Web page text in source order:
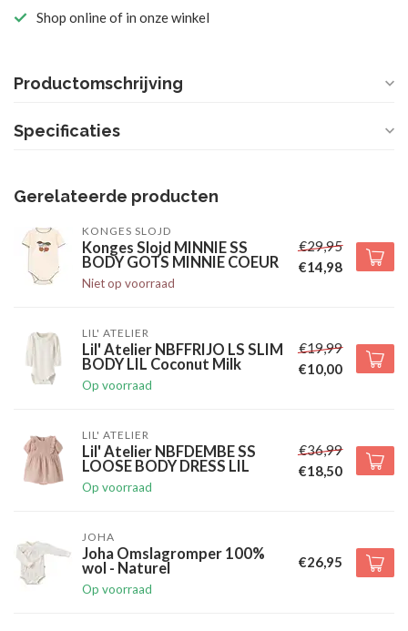
Shop online of in onze winkel
Productomschrijving
Specificaties
Gerelateerde producten
KONGES SLOJD
Konges Slojd MINNIE SS
BODY GOTS MINNIE COEUR
Niet op voorraad
€29,95
€14,98
LIL' ATELIER
Lil' Atelier NBFFRIJO LS SLIM
BODY LIL Coconut Milk
Op voorraad
€19,99
€10,00
LIL' ATELIER
Lil' Atelier NBFDEMBE SS
LOOSE BODY DRESS LIL
Op voorraad
€36,99
€18,50
JOHA
Joha Omslagromper 100%
wol - Naturel
Op voorraad
€26,95